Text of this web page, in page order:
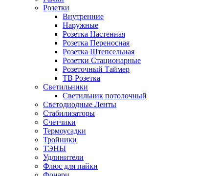
Розетки
Внутренние
Наружные
Розетка Настенная
Розетка Переносная
Розетка Штепсельная
Розетки Стационарные
Розеточный Таймер
ТВ Розетка
Светильники
Светильник потолочный
Светодиодные Ленты
Стабилизаторы
Счетчики
Термоусадки
Тройники
ТЭНЫ
Удлинители
Флюс для пайки